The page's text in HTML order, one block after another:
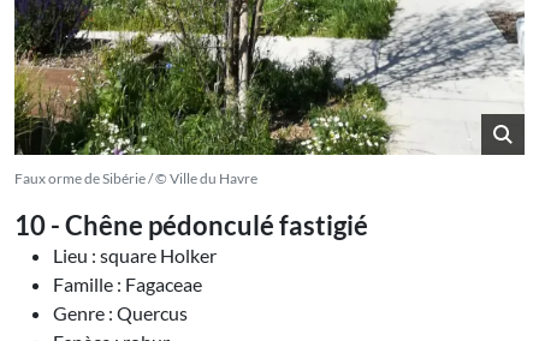
Faux orme de Sibérie / © Ville du Havre
10 - Chêne pédonculé fastigié
Lieu : square Holker
Famille : Fagaceae
Genre : Quercus